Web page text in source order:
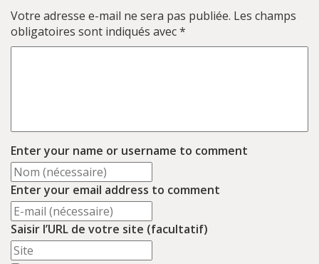
Votre adresse e-mail ne sera pas publiée. Les champs
obligatoires sont indiqués avec*
Enter your name or username to comment
Enter your email address to comment
Saisir l’URL de votre site (facultatif)